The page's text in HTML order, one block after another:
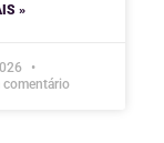
»
comentário